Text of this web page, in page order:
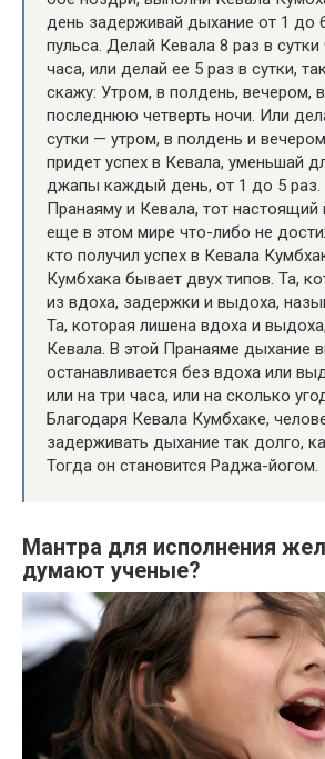
день задерживай дыхание от 1 до
пульса. Делай Кевала 8 раз в
часа, или делай ее 5 раз в сутки,
скажу: Утром, в полдень, вечером,
последнюю четверть ночи. Или
сутки — утром, в полдень и
придет успех в Кевала, уменьшай
джапы каждый день, от 1 до 5 раз.
Пранаяму и Кевала, тот настоящий
еще в этом мире что-либо не
кто получил успех в Кевала
Кумбхака бывает двух типов. Та,
из вдоха, задержки и выдоха,
Та, которая лишена вдоха и
Кевала. В этой Пранаяме дыхание
останавливается без вдоха или
или на три часа, или на сколько
Благодаря Кевала Кумбхаке,
задерживать дыхание так долго,
Тогда он становится Раджа-йогом.
Мантра для исполнения
думают ученые?